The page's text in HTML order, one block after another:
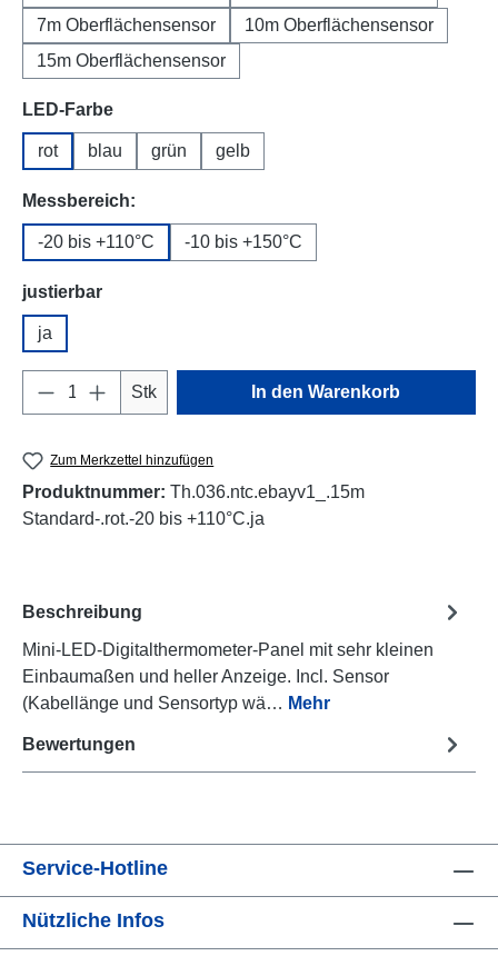
7m Oberflächensensor
10m Oberflächensensor
15m Oberflächensensor
LED-Farbeauswählen
rot blau grün gelb
Messbereich:
-20 bis +110°C -10 bis +150°C
justierbarauswählen
ja
Produkt Anzahl: Gib den gewünschten
Stk In den Warenkorb
Zum Merkzettel hinzufügen
Produktnummer: Th.036.ntc.ebayv1_.15m
Standard-.rot.-20 bis +110°C.ja
Beschreibung
Mini-LED-Digitalthermometer-Panel mit sehr kleinen
Einbaumaßen und heller Anzeige. Incl. Sensor
(Kabellänge und Sensortyp wä… Mehr
Bewertungen
Service-Hotline
Nützliche Infos